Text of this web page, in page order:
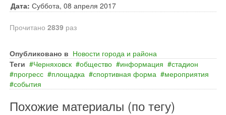
Дата: Суббота, 08 апреля 2017
Прочитано 2839 раз
Опубликовано в Новости города и района
Теги
Черняховск общество информация
стадион
прогресс
площадка спортивная форма
мероприятия
события
Похожие материалы (по тегу)